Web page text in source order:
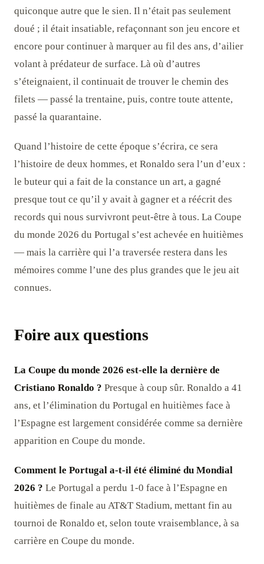
quiconque autre que le sien. Il n’était pas seulement
doué ; il était insatiable, refaçonnant son jeu encore et
encore pour continuer à marquer au fil des ans, d’ailier
volant à prédateur de surface. Là où d’autres
s’éteignaient, il continuait de trouver le chemin des
filets — passé la trentaine, puis, contre toute attente,
passé la quarantaine.
Quand l’histoire de cette époque s’écrira, ce sera
l’histoire de deux hommes, et Ronaldo sera l’un d’eux :
le buteur qui a fait de la constance un art, a gagné
presque tout ce qu’il y avait à gagner et a réécrit des
records qui nous survivront peut-être à tous. La Coupe
du monde 2026 du Portugal s’est achevée en huitièmes
— mais la carrière qui l’a traversée restera dans les
mémoires comme l’une des plus grandes que le jeu ait
connues.
Foire aux questions
La Coupe du monde 2026 est-elle la dernière de
Cristiano Ronaldo ? Presque à coup sûr. Ronaldo a 41
ans, et l’élimination du Portugal en huitièmes face à
l’Espagne est largement considérée comme sa dernière
apparition en Coupe du monde.
Comment le Portugal a-t-il été éliminé du Mondial
2026 ? Le Portugal a perdu 1-0 face à l’Espagne en
huitièmes de finale au AT&T Stadium, mettant fin au
tournoi de Ronaldo et, selon toute vraisemblance, à sa
carrière en Coupe du monde.